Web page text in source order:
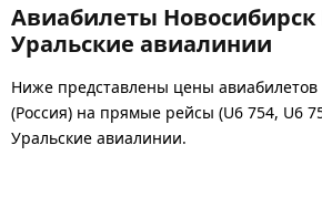
Авиабилеты Новосибирск
Уральские авиалинии
Ниже представлены цены авиабилетов
(Россия) на прямые рейсы (U6 754, U6
Уральские авиалинии.